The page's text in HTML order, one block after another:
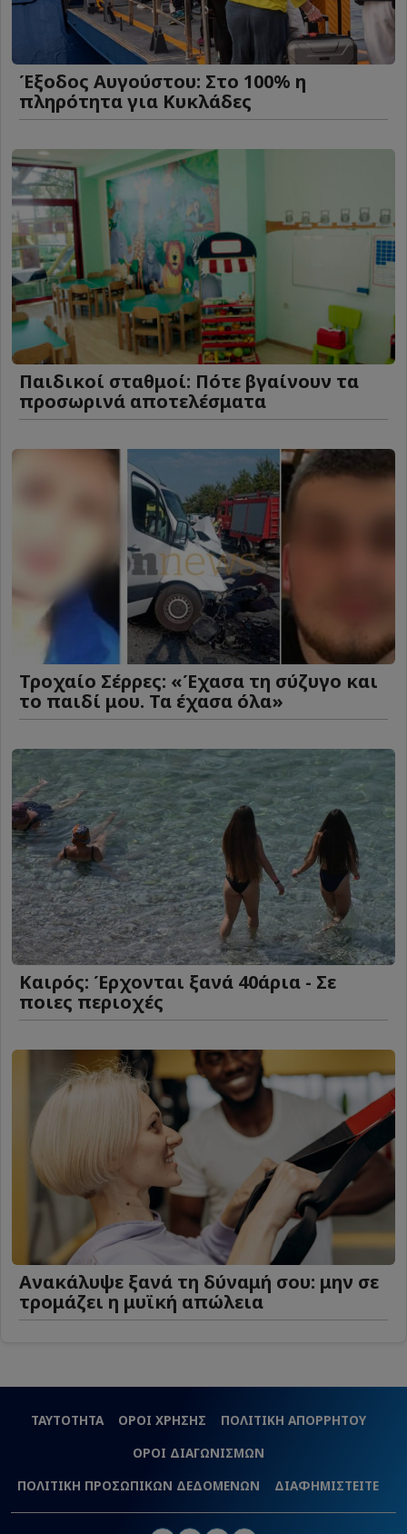
Έξοδος Αυγούστου: Στο 100% η
πληρότητα για Κυκλάδες
Παιδικοί σταθμοί: Πότε βγαίνουν τα
προσωρινά αποτελέσματα
Τροχαίο Σέρρες: «Έχασα τη σύζυγο και
το παιδί μου. Τα έχασα όλα»
Καιρός: Έρχονται ξανά 40άρια - Σε
ποιες περιοχές
Ανακάλυψε ξανά τη δύναμή σου: μην σε
τρομάζει η μυϊκή απώλεια
ΤΑΥΤΟΤΗΤΑ ΟΡΟΙ ΧΡΗΣΗΣ
ΠΟΛΙΤΙΚΗ ΑΠΟΡΡΗΤΟΥ
ΟΡΟΙ ΔΙΑΓΩΝΙΣΜΩΝ
ΠΟΛΙΤΙΚΗ ΠΡΟΣΩΠΙΚΩΝ ΔΕΔΟΜΕΝΩΝ
ΔΙΑΦΗΜΙΣΤΕΙΤΕ